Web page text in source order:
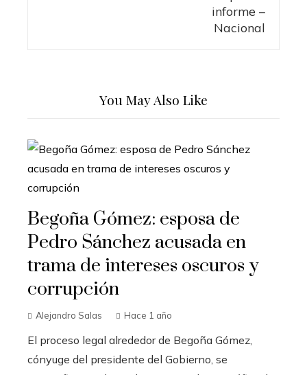
You May Also Like
Begoña Gómez: esposa de
Pedro Sánchez acusada en
trama de intereses oscuros y
corrupción
Alejandro Salas Hace 1 año
El proceso legal alrededor de Begoña Gómez,
cónyuge del presidente del Gobierno, se